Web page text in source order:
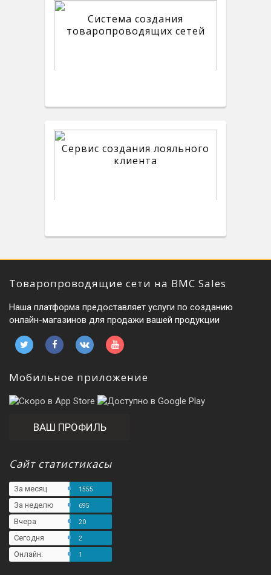
Система создания
товаропроводящих сетей
Сервис создания лояльного
клиента
Товаропроводящие сети на BMC Sales
Наша платформа предоставляет услуги по созданию
онлайн-магазинов для продажи вашей продукции
Мобильное приложение
ВАШ ПРОФИЛЬ
Сайт статистикасы
За месяц 1555
За неделю 695
Вчера 20
Сегодня 2
Онлайн: 1